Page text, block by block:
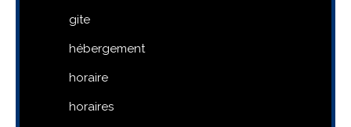
gite
hébergement
horaire
horaires